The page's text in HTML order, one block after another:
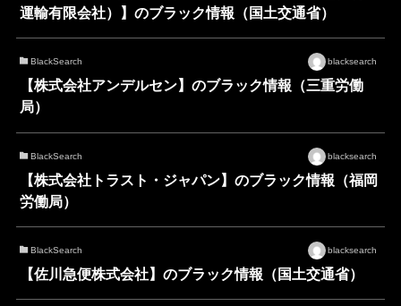
運輸有限会社）】のブラック情報（国土交通省）
BlackSearch blacksearch
【株式会社アンデルセン】のブラック情報（三重労働
局）
BlackSearch blacksearch
【株式会社トラスト・ジャパン】のブラック情報（福岡
労働局）
BlackSearch blacksearch
【佐川急便株式会社】のブラック情報（国土交通省）